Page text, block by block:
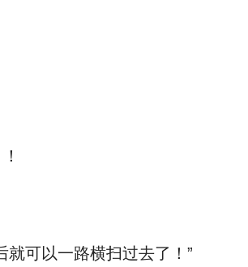
可以一路横扫过去了！”